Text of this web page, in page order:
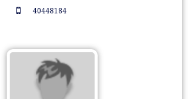
40448184